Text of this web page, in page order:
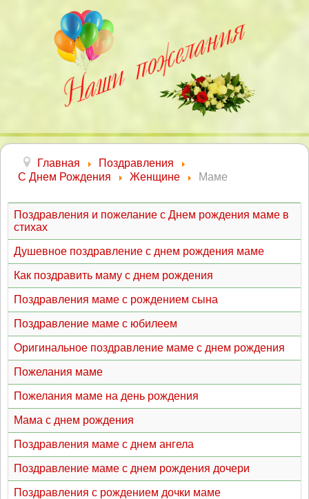
Главная
Поздравления
С Днем Рождения
Женщине Маме
Поздравления и пожелание с Днем рождения маме в
стихах
Душевное поздравление с днем рождения маме
Как поздравить маму с днем рождения
Поздравления маме с рождением сына
Поздравление маме с юбилеем
Оригинальное поздравление маме с днем рождения
Пожелания маме
Пожелания маме на день рождения
Мама с днем рождения
Поздравления маме с днем ангела
Поздравление маме с днем рождения дочери
Поздравления с рождением дочки маме